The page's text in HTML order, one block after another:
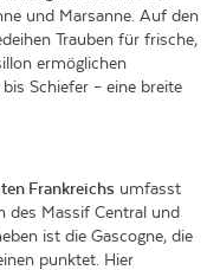
und Marsanne. Auf den
Trauben für frische,
ermöglichen
Schiefer – eine breite
Frankreichs umfasst
des Massif Central und
ist die Gascogne, die
punktet. Hier